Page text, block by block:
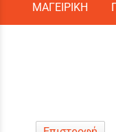
ΜΑΓΕΙΡΙΚΗ